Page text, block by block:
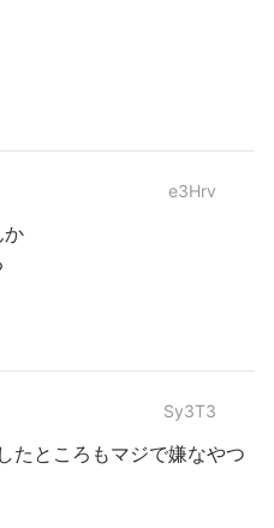
e3Hrv
か
Sy3T3
たところもマジで嫌なやつ